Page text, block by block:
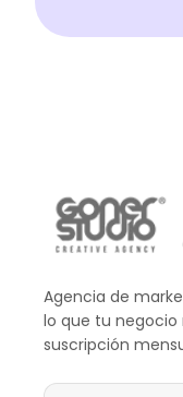
Agencia de
lo que tu negocio
suscripción